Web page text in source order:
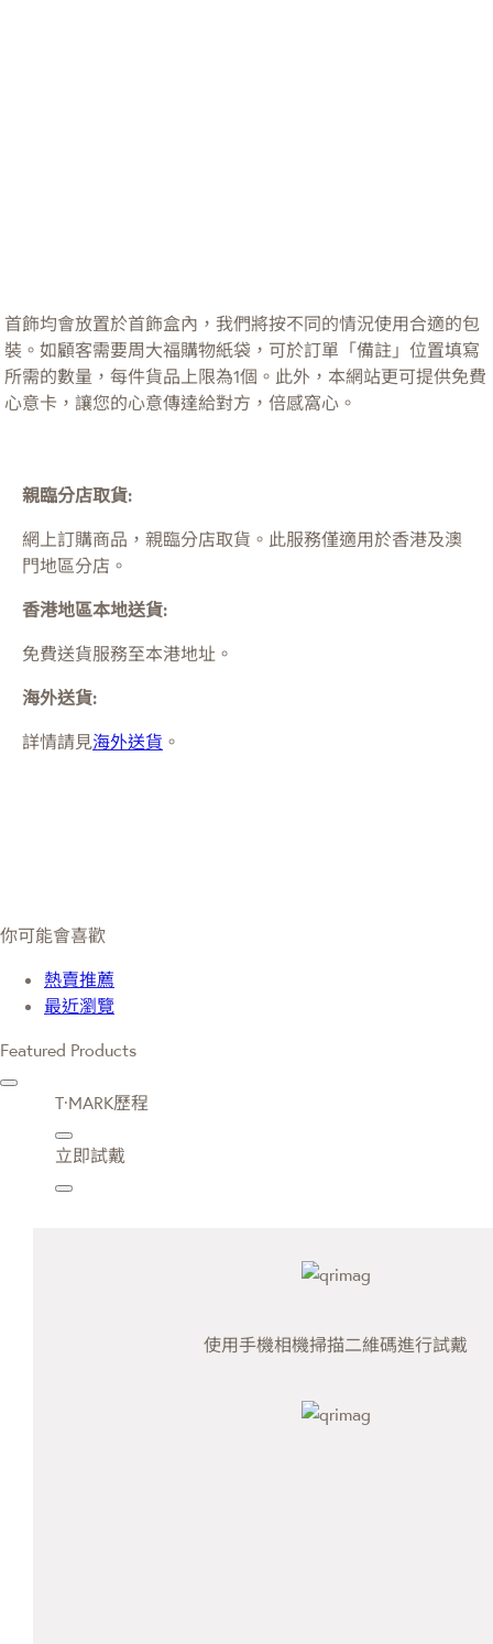
首飾均會放置於首飾盒內，我們將按不同的情況使用合適的包
裝。如顧客需要周大福購物紙袋，可於訂單「備註」位置填寫
所需的數量，每件貨品上限為1個。此外，本網站更可提供免費
心意卡，讓您的心意傳達給對方，倍感窩心。
親臨分店取貨:
網上訂購商品，親臨分店取貨。此服務僅適用於香港及澳
門地區分店。
香港地區本地送貨:
免費送貨服務至本港地址。
海外送貨:
詳情請見海外送貨 。
你可能會喜歡
熱賣推薦
最近瀏覽
Featured Products
T·MARK歷程
立即試戴
使用手機相機掃描二維碼進行試戴